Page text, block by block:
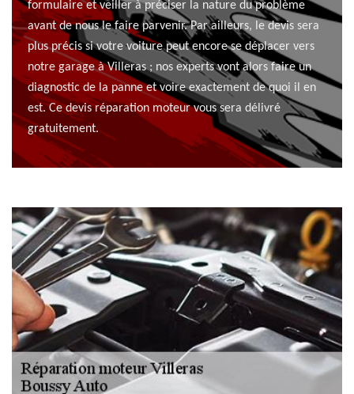
formulaire et veiller à préciser la nature du problème
avant de nous le faire parvenir. Par ailleurs, le devis sera
plus précis si votre voiture peut encore se déplacer vers
notre garage à Villeras ; nos experts vont alors faire un
diagnostic de la panne et voire exactement de quoi il en
est. Ce devis réparation moteur vous sera délivré
gratuitement.